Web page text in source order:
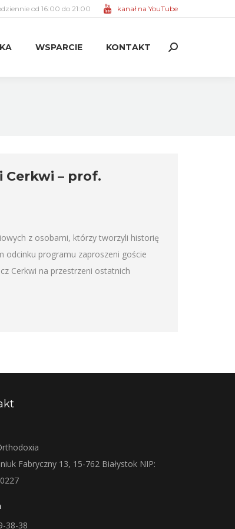
od 16:00 do 21:00 kanał na YouTube
WSPARCIE KONTAKT Search:
Cerkwi – prof.
z osobami, którzy tworzyli historię
odcinku programu zaproszeni goście
Cerkwi na przestrzeni ostatnich
Fabryczny 13, 15-762 Białystok NIP:
38-38